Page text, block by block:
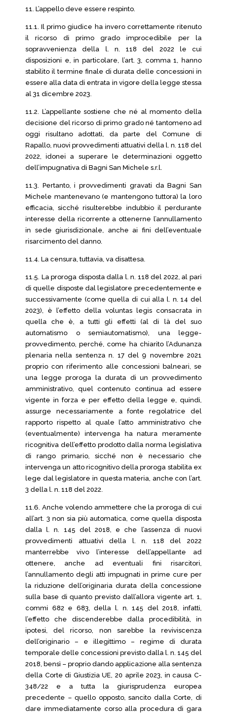
11. L’appello deve essere respinto.
11.1. Il primo giudice ha invero correttamente ritenuto
il ricorso di primo grado improcedibile per la
sopravvenienza della l. n. 118 del 2022 le cui
disposizioni e, in particolare, l’art. 3, comma 1, hanno
stabilito il termine finale di durata delle concessioni in
essere alla data di entrata in vigore della legge stessa
al 31 dicembre 2023.
11.2. L’appellante sostiene che né al momento della
decisione del ricorso di primo grado né tantomeno ad
oggi risultano adottati, da parte del Comune di
Rapallo, nuovi provvedimenti attuativi della l. n. 118 del
2022, idonei a superare le determinazioni oggetto
dell’impugnativa di Bagni San Michele s.r.l.
11.3. Pertanto, i provvedimenti gravati da Bagni San
Michele mantenevano (e mantengono tuttora) la loro
efficacia, sicché risulterebbe indubbio il perdurante
interesse della ricorrente a ottenerne l’annullamento
in sede giurisdizionale, anche ai fini dell’eventuale
risarcimento del danno.
11.4. La censura, tuttavia, va disattesa.
11.5. La proroga disposta dalla l. n. 118 del 2022, al pari
di quelle disposte dal legislatore precedentemente e
successivamente (come quella di cui alla l. n. 14 del
2023), è l’effetto della voluntas legis consacrata in
quella che è, a tutti gli effetti (al di là del suo
automatismo o semiautomatismo), una legge-
provvedimento, perché, come ha chiarito l’Adunanza
plenaria nella sentenza n. 17 del 9 novembre 2021
proprio con riferimento alle concessioni balneari, se
una legge proroga la durata di un provvedimento
amministrativo, quel contenuto continua ad essere
vigente in forza e per effetto della legge e, quindi,
assurge necessariamente a fonte regolatrice del
rapporto rispetto al quale l’atto amministrativo che
(eventualmente) intervenga ha natura meramente
ricognitiva dell’effetto prodotto dalla norma legislativa
di rango primario, sicché non è necessario che
intervenga un atto ricognitivo della proroga stabilita ex
lege dal legislatore in questa materia, anche con l’art.
3 della l. n. 118 del 2022.
11.6. Anche volendo ammettere che la proroga di cui
all’art. 3 non sia più automatica, come quella disposta
dalla l. n. 145 del 2018, e che l’assenza di nuovi
provvedimenti attuativi della l. n. 118 del 2022
manterrebbe vivo l’interesse dell’appellante ad
ottenere, anche ad eventuali fini risarcitori,
l’annullamento degli atti impugnati in prime cure per
la riduzione dell’originaria durata della concessione
sulla base di quanto previsto dall’allora vigente art. 1,
commi 682 e 683, della l. n. 145 del 2018, infatti,
l’effetto che discenderebbe dalla procedibilità, in
ipotesi, del ricorso, non sarebbe la reviviscenza
dell’originario – e illegittimo – regime di durata
temporale delle concessioni previsto dalla l. n. 145 del
2018, bensì – proprio dando applicazione alla sentenza
della Corte di Giustizia UE, 20 aprile 2023, in causa C-
348/22 e a tutta la giurisprudenza europea
precedente – quello opposto, sancito dalla Corte, di
dare immediatamente corso alla procedura di gara